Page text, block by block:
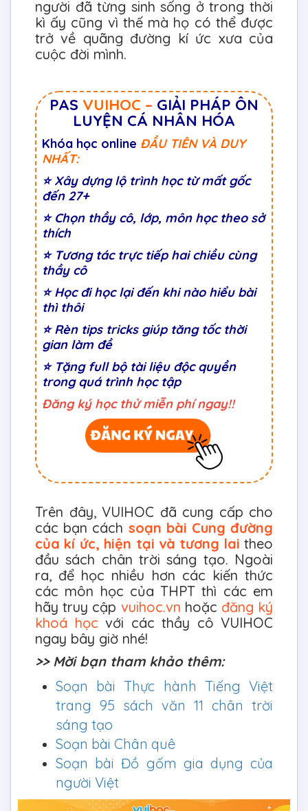
người đã từng sinh sống ở trong thời
kì ấy cũng vì thế mà họ có thể được
trở về quãng đường kí ức xưa của
cuộc đời mình.
PAS VUIHOC – GIẢI PHÁP ÔN
LUYỆN CÁ NHÂN HÓA
Khóa học online ĐẦU TIÊN VÀ DUY
NHẤT:
⭐Xây dựng lộ trình học từ mất gốc
đến 27+
⭐ Chọn thầy cô, lớp, môn học theo sở
thích
⭐ Tương tác trực tiếp hai chiều cùng
thầy cô
⭐ Học đi học lại đến khi nào hiểu bài
thì thôi
⭐ Rèn tips tricks giúp tăng tốc thời
gian làm đề
⭐ Tặng full bộ tài liệu độc quyền
trong quá trình học tập
Đăng ký học thử miễn phí ngay!!
Trên đây, VUIHOC đã cung cấp cho
các bạn cách soạn bài Cung đường
của kí ức, hiện tại và tương lai theo
đầu sách chân trời sáng tạo. Ngoài
ra, để học nhiều hơn các kiến thức
các môn học của THPT thì các em
hãy truy cập vuihoc.vn hoặc đăng ký
khoá học với các thầy cô VUIHOC
ngay bây giờ nhé!
>> Mời bạn tham khảo thêm:
Soạn bài Thực hành Tiếng Việt
trang 95 sách văn 11 chân trời
sáng tạo
Soạn bài Chân quê
Soạn bài Đồ gốm gia dụng của
người Việt